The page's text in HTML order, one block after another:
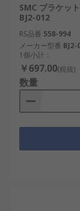
SMC ブラケッ
BJ2-012
RS品番 558-994
メーカー型番 BJ2-
1個小計：
￥697.00(税抜)
数量